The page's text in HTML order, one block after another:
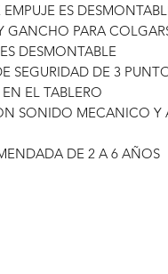
EMPUJE ES
GANCHO PARA
DESMONTABLE
SEGURIDAD DE 3
EL TABLERO
SONIDO MECANICO Y
DE 2 A 6 AÑOS